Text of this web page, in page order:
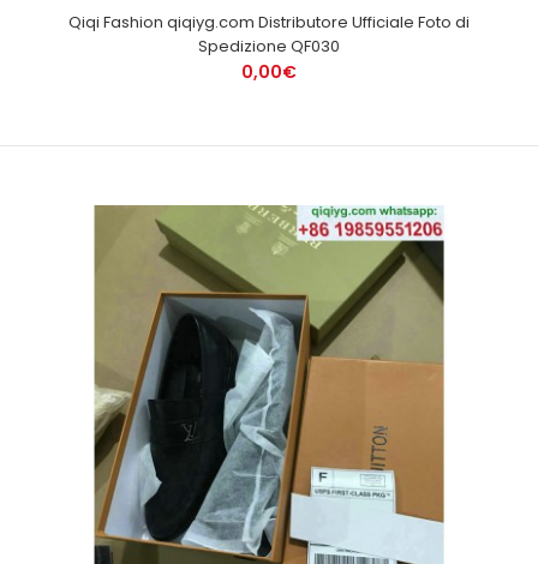
Qiqi Fashion qiqiyg.com Distributore Ufficiale Foto di
Spedizione QF030
0,00€